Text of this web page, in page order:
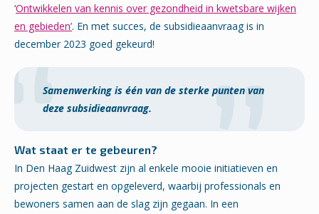
‘Ontwikkelen van kennis over gezondheid in kwetsbare wijken
en gebieden’. En met succes, de subsidieaanvraag is in
december 2023 goed gekeurd!
Samenwerking is één van de sterke punten van
deze subsidieaanvraag.
Wat staat er te gebeuren?
In Den Haag Zuidwest zijn al enkele mooie initiatieven en
projecten gestart en opgeleverd, waarbij professionals en
bewoners samen aan de slag zijn gegaan. In een